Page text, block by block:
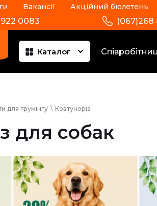
Вакансії Акційний бюлетень
0083 (067)268
Каталог
для грумінгу \ Ковтуноріз
для собак